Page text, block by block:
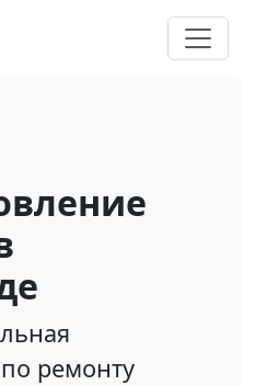
ремонту